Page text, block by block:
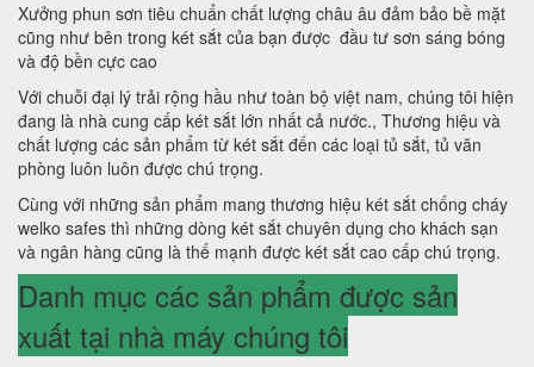
Xưởng phun sơn tiêu chuẩn chất lượng châu âu đảm bảo bề mặt
cũng như bên trong két sắt của bạn được đầu tư sơn sáng bóng
và độ bền cực cao
Với chuỗi đại lý trải rộng hầu như toàn bộ việt nam, chúng tôi hiện
đang là nhà cung cấp két sắt lớn nhất cả nước., Thương hiệu và
chất lượng các sản phẩm từ két sắt đến các loại tủ sắt, tủ văn
phòng luôn luôn được chú trọng.
Cùng với những sản phẩm mang thương hiệu két sắt chống cháy
welko safes thì những dòng két sắt chuyên dụng cho khách sạn
và ngân hàng cũng là thế mạnh được két sắt cao cấp chú trọng.
Danh mục các sản phẩm được sản
xuất tại nhà máy chúng tôi